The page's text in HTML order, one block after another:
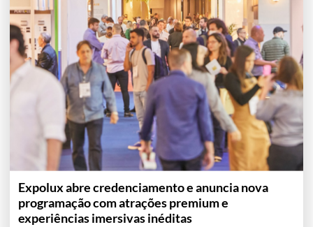
Expolux abre credenciamento e anuncia nova
programação com atrações premium e
experiências imersivas inéditas